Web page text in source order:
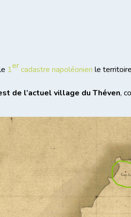
1ercadastre napoléonien le
de l’actuel village du Théven,